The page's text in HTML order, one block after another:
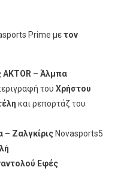
Prime μετον
AKTOR – Άλμπα
του Χρήστου
και ρεπορτάζ του
ΖαλγκίριςNovasports5
Εφές